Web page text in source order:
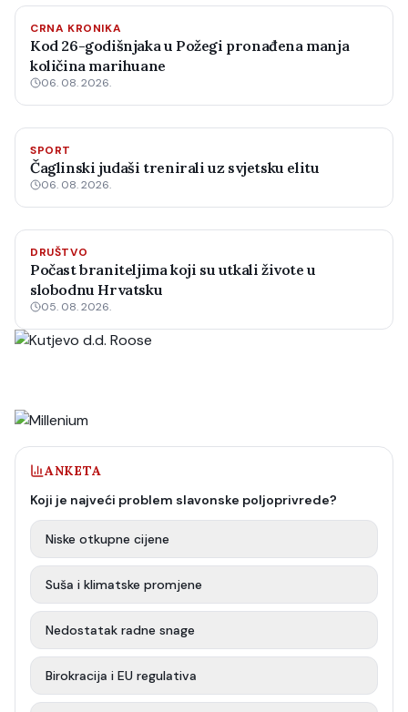
CRNA KRONIKA
Kod 26-godišnjaka u Požegi pronađena manja
količina marihuane
06. 08. 2026.
SPORT
Čaglinski judaši trenirali uz svjetsku elitu
06. 08. 2026.
DRUŠTVO
Počast braniteljima koji su utkali živote u
slobodnu Hrvatsku
05. 08. 2026.
ANKETA
Koji je najveći problem slavonske poljoprivrede?
Niske otkupne cijene
Suša i klimatske promjene
Nedostatak radne snage
Birokracija i EU regulativa